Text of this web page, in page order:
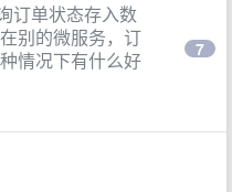
订单状态存入数
别的微服务，订
情况下有什么好
7